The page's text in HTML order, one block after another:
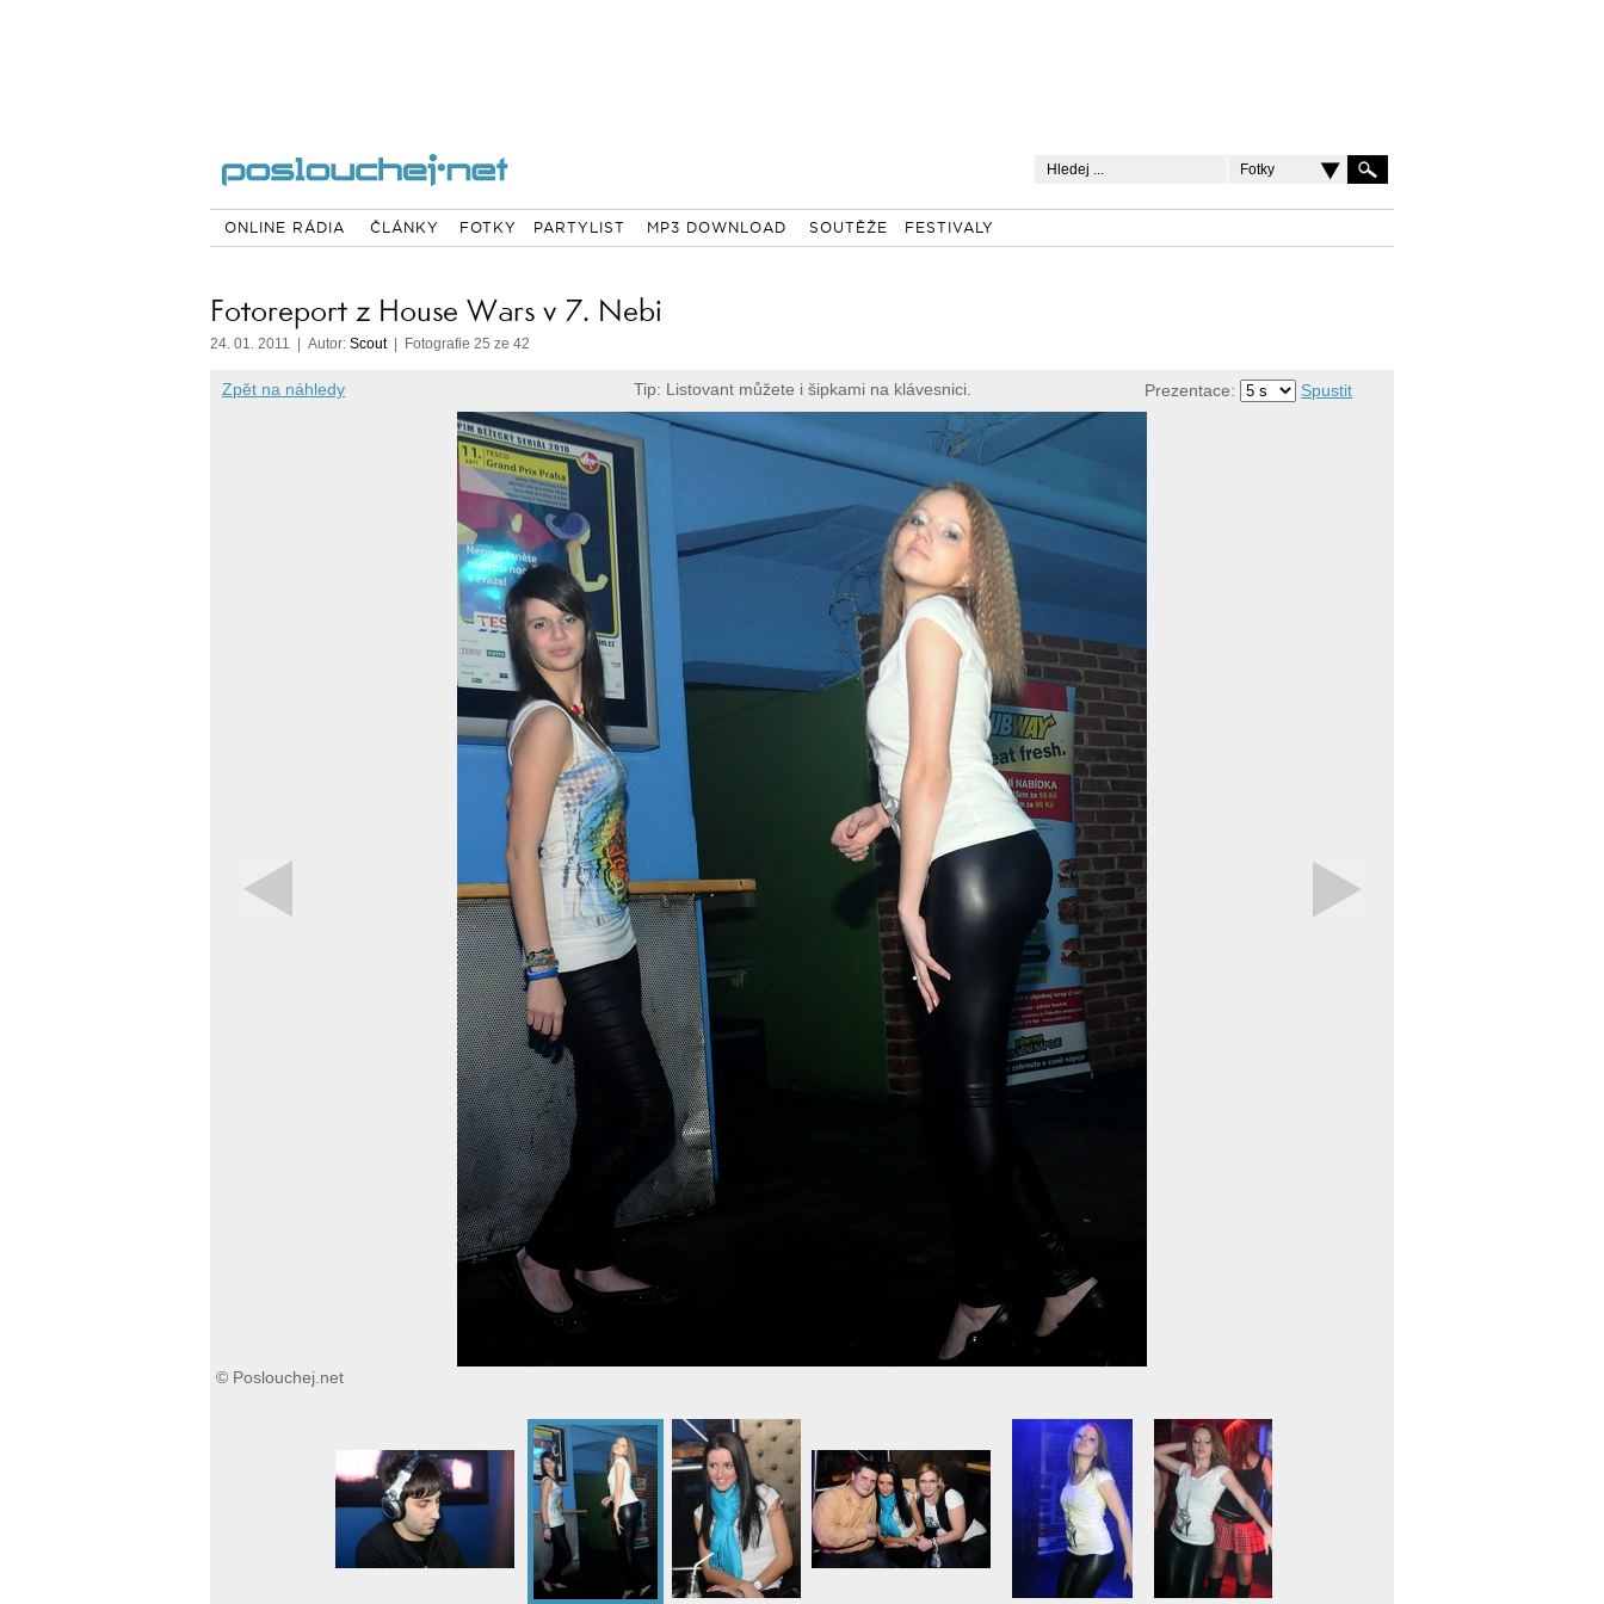
Fotky
ONLINE RÁDIA ČLÁNKY FOTKY PARTYLIST MP3 DOWNLOAD SOUTĚŽE FESTIVALY
Fotoreport z House Wars v 7. Nebi
24. 01. 2011 | Autor: Scout| Fotografie 25 ze 42
Zpět na náhledy Tip: Listovant můžete i šipkami na klávesnici. Prezentace: Spustit
© Poslouchej.net